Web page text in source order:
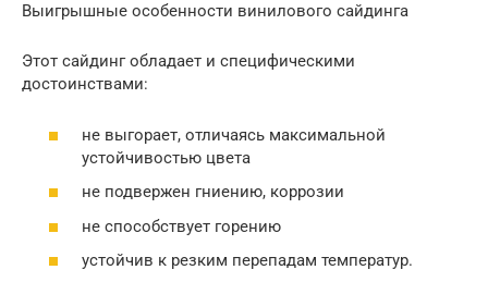
Выигрышные особенности винилового сайдинга
Этот сайдинг обладает и специфическими
достоинствами:
не выгорает, отличаясь максимальной
устойчивостью цвета
не подвержен гниению, коррозии
не способствует горению
устойчив к резким перепадам температур.